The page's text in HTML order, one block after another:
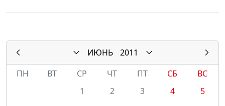
ИЮНЬ
2011
ПН
ВТ СР ЧТ ПТ СБ
ВС
1
2 3 4
5